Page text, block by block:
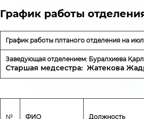
График работы
График работы плтаного отделения на
Заведующая отделением: Буралхиева
Старшая медсестра: Жатекова
№ ФИО Должность